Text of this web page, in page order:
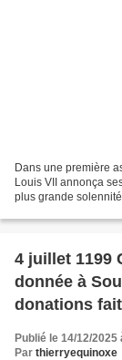
Dans une première
Louis VII annonça
plus grande
4 juillet 1199
donnée à
donations
Publié le 14/12/2025
Par thierryequinoxe